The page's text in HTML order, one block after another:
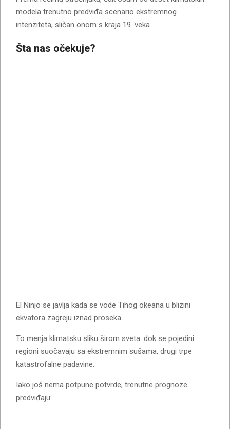
modela trenutno predviđa scenario ekstremnog
intenziteta, sličan onom s kraja 19. veka.
Šta nas očekuje?
El Ninjo se javlja kada se vode Tihog okeana u blizini
ekvatora zagreju iznad proseka.
To menja klimatsku sliku širom sveta: dok se pojedini
regioni suočavaju sa ekstremnim sušama, drugi trpe
katastrofalne padavine.
Iako još nema potpune potvrde, trenutne prognoze
predviđaju: